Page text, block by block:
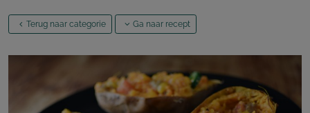
Terug naar categorie Ga naar recept